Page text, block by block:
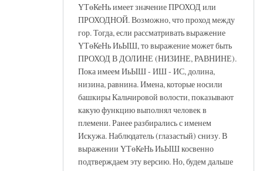
ҮТөКеНь имеет значение ПРОХОД или
ПРОХОДНОЙ. Возможно, что проход между
гор. Тогда, если рассматривать выражение
ҮТөКеНь ИьЫШ, то выражение может быть
ПРОХОД В ДОЛИНЕ (НИЗИНЕ, РАВНИНЕ).
Пока имеем ИьЫШ - ИШ - ИС, долина,
низина, равнина. Имена, которые носили
башкиры Кальчировой волости, показывают
какую функцию выполнял человек в
племени. Ранее разбирались с именем
Искужа. Наблюдатель (глазастый) снизу. В
выражении ҮТөКеНь ИьЫШ косвенно
подтверждаем эту версию. Но, будем дальше